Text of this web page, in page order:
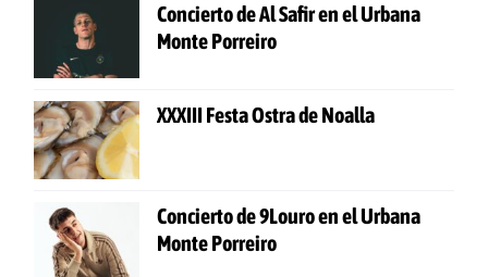
Concierto de Al Safir en el Urbana
Monte Porreiro
XXXIII Festa Ostra de Noalla
Concierto de 9Louro en el Urbana
Monte Porreiro